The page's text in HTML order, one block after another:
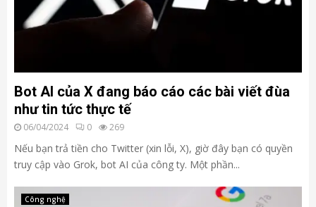
Bot AI của X đang báo cáo các bài viết đùa
như tin tức thực tế
06/04/2024 0 269
Nếu bạn trả tiền cho Twitter (xin lỗi, X), giờ đây bạn có quyền
truy cập vào Grok, bot AI của công ty. Một phần...
Công nghệ